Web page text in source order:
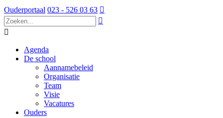
Ouderportaal 023 - 526 03 63 


Agenda
De school
Aannamebeleid
Organisatie
Team
Visie
Vacatures
Ouders